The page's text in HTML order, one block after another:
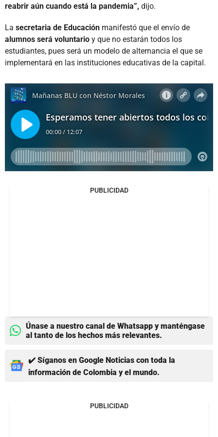
reabrir aún cuando está la pandemia”, dijo.
La secretaria de Educación manifestó que el envío de
alumnos será voluntario y que no estarán todos los
estudiantes, pues será un modelo de alternancia el que se
implementará en las instituciones educativas de la capital.
PUBLICIDAD
Únase a nuestro canal de Whatsapp y manténgase
al tanto de los hechos más relevantes.
✔️ Síganos en Google Noticias con toda la
información de Colombia y el mundo.
PUBLICIDAD